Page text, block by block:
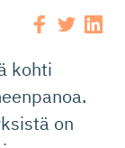
kohti
on